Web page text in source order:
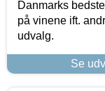
Danmarks
på vinene ift.
udvalg.
Se